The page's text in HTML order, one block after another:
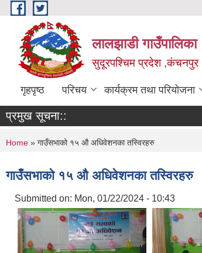
Skip to main content
लालझाडी गाउँपालिका
सुदूरपश्चिम प्रदेश ,कंचनपुर
गृहपृष्ठ परिचय कार्यक्रम तथा परियोजना
प्रमुख सूचना::
You are here
Home » गाउँसभाको १५ औ अधिवेशनका तस्विरहरु
गाउँसभाको १५ औ अधिवेशनका तस्विरहरु
Submitted on: Mon, 01/22/2024 - 10:43